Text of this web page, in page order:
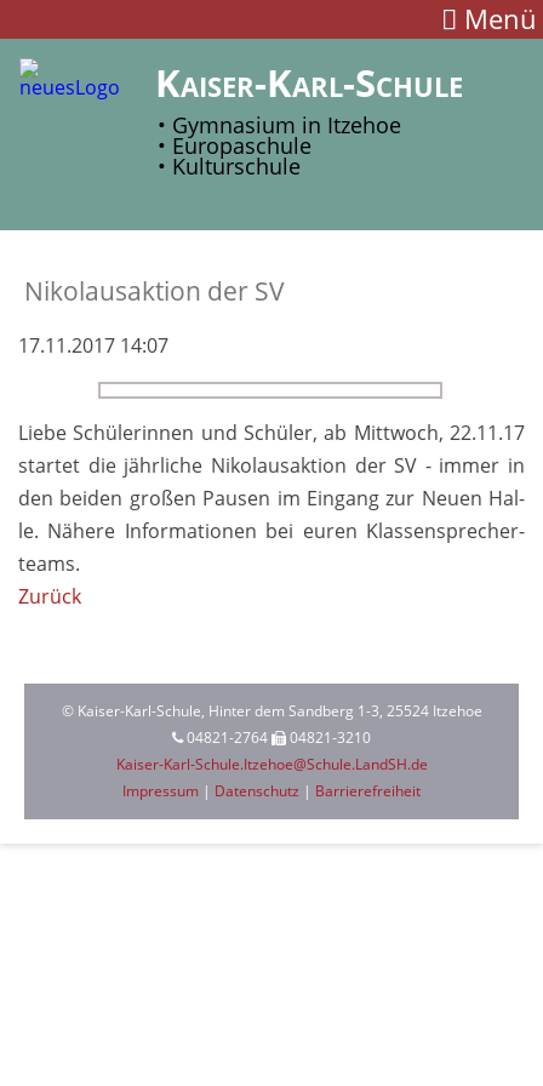
Menü
Kaiser-Karl-Schule
• Gymnasium in Itzehoe
• Europaschule
• Kulturschule
Niko­laus­ak­tion der SV
17.11.2017 14:07
Liebe Schüler­in­nen und Schü­ler, ab Mitt­woch, 22.11.17
star­tet die jähr­liche Ni­ko­laus­aktion der SV - im­mer in
den bei­den großen Pau­sen im Ein­gang zur Neuen Hal­
le. Nähere In­for­matio­nen bei euren Klas­sen­sprecher­
teams.
Zurück
© Kaiser-Karl-Schule, Hinter dem Sandberg 1-3, 25524 Itzehoe
04821-2764
04821-3210
Kaiser-Karl-Schule.Itzehoe@Schule.LandSH.de
Impressum | Datenschutz | Barrierefreiheit